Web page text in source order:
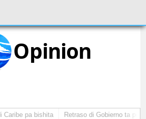
Opinion
pa bishita Retraso di Gobierno ta pone